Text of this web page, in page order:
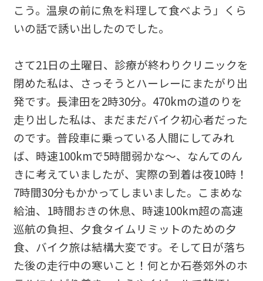
こう。温泉の前に魚を料理して食べよう」くら
いの話で誘い出したのでした。
さて21日の土曜日、診療が終わりクリニックを
閉めた私は、さっそうとハーレーにまたがり出
発です。長津田を2時30分。470kmの道のりを
走り出した私は、まだまだバイク初心者だった
のです。普段車に乗っている人間にしてみれ
ば、時速100kmで5時間弱かな～、なんてのん
きに考えていましたが、実際の到着は夜10時！
7時間30分もかかってしまいました。こまめな
給油、1時間おきの休息、時速100km超の高速
巡航の負担、夕食タイムリミットのための夕
食、バイク旅は結構大変です。そして日が落ち
た後の走行中の寒いこと！何とか石巻郊外のホ